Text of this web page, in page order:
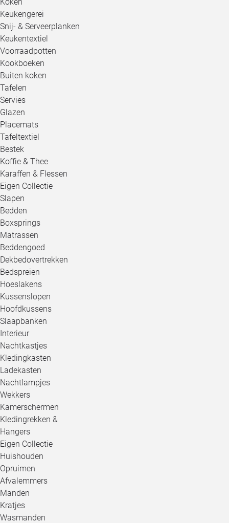
Keukengerei
Snij- & Serveerplanken
Keukentextiel
Voorraadpotten
Kookboeken
Buiten koken
Tafelen
Servies
Glazen
Placemats
Tafeltextiel
Bestek
Koffie & Thee
Karaffen & Flessen
Eigen Collectie
Slapen
Bedden
Boxsprings
Matrassen
Beddengoed
Dekbedovertrekken
Bedspreien
Hoeslakens
Kussenslopen
Hoofdkussens
Slaapbanken
Interieur
Nachtkastjes
Kledingkasten
Ladekasten
Nachtlampjes
Wekkers
Kamerschermen
Kledingrekken &
Hangers
Eigen Collectie
Huishouden
Opruimen
Afvalemmers
Manden
Kratjes
Wasmanden